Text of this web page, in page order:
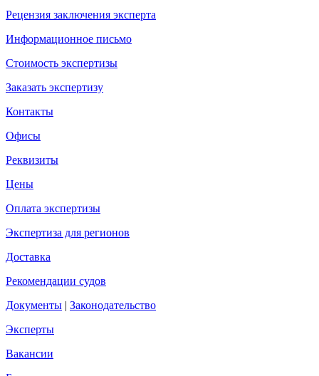
Рецензия заключения эксперта
Информационное письмо
Стоимость экспертизы
Заказать экспертизу
Контакты
Офисы
Реквизиты
Цены
Оплата экспертизы
Экспертиза для регионов
Доставка
Рекомендации судов
Документы | Законодательство
Эксперты
Вакансии